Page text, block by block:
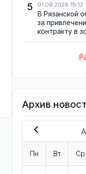
5 01.08.2026 15:12
В Рязанской
за
контракту в
Архив
Пн Вт Ср